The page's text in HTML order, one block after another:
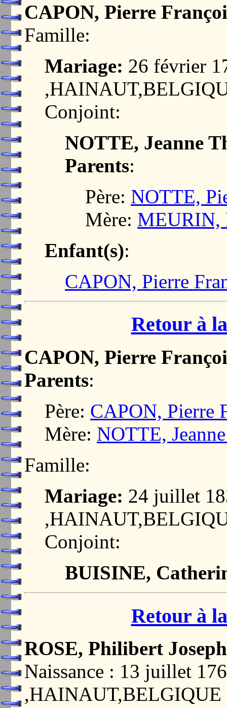
CAPON, Pierre
Famille:
Mariage: 26 février
Conjoint:
NOTTE, Jeanne
Parents:
Père: NOTTE,
Mère: MEURIN,
Enfant(s):
CAPON, Pierre
Retour à
CAPON, Pierre
Parents:
Père: CAPON, Pierre
Mère: NOTTE,
Famille:
Mariage: 24 juillet
Conjoint:
BUISINE,
Retour à
ROSE, Philibert Joseph
Naissance : 13 juillet
,HAINAUT,BELGIQUE